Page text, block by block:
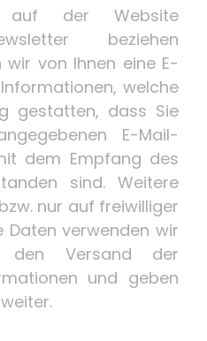
der Website
beziehen
von Ihnen eine E-
welche
gestatten, dass Sie
E-Mail-
dem Empfang des
sind. Weitere
nur auf freiwilliger
Daten verwenden wir
den Versand der
und geben